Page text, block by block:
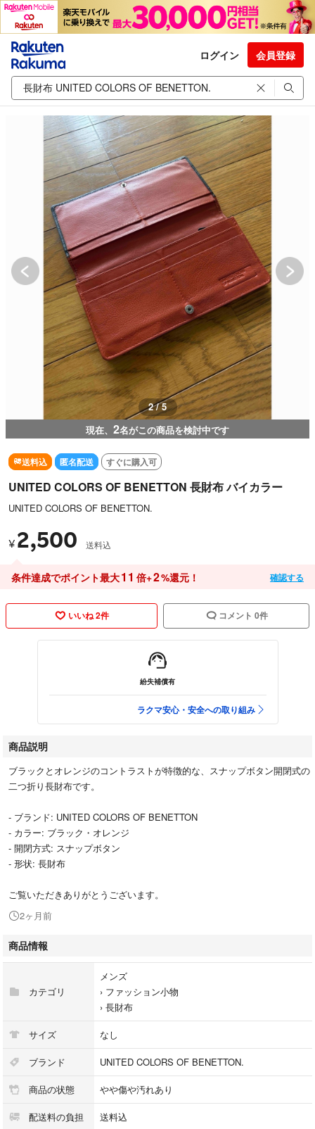
ログイン 会員登録
2 / 5
現在、 2名がこの商品を検討中です
送料込 匿名配送 すぐに購入可
UNITED COLORS OF BENETTON 長財布 バイカラー
UNITED COLORS OF BENETTON.
¥ 2,500 送料込
条件達成でポイント最大11 倍+2%還元！ 確認する
いいね 2件 コメント 0件
紛失補償有
ラクマ安心・安全への取り組み
商品説明
ブラックとオレンジのコントラストが特徴的な、スナップボタン開閉式の
二つ折り長財布です。
- ブランド: UNITED COLORS OF BENETTON
- カラー: ブラック・オレンジ
- 開閉方式: スナップボタン
- 形状: 長財布
ご覧いただきありがとうございます。
2ヶ月前
商品情報
カテゴリ
メンズ
› ファッション小物
› 長財布
サイズ なし
ブランド UNITED COLORS OF BENETTON.
商品の状態 やや傷や汚れあり
配送料の負担 送料込